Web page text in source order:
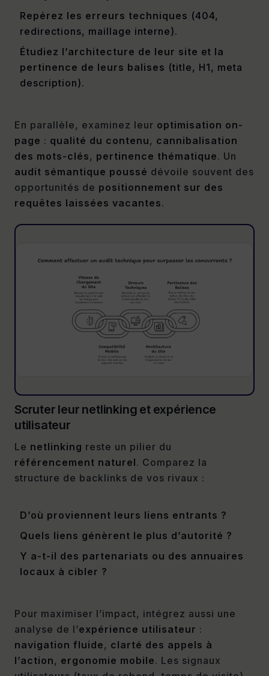
Repérez les erreurs techniques (404,
redirections, maillage interne).
Étudiez l’architecture de leur site et la
pertinence de leurs balises (title, H1, meta
description).
En parallèle, examinez leur optimisation on-
page : qualité du contenu, cannibalisation
des mots-clés, pertinence thématique. Un
audit sémantique poussé dévoile souvent des
opportunités de positionnement sur des
requêtes laissées vacantes.
Scruter leur netlinking et expérience
utilisateur
Le netlinking reste un pilier du
référencement naturel. Comparez la
structure de backlinks de vos rivaux :
D’où proviennent leurs liens entrants ?
Quels liens génèrent le plus d’autorité ?
Y a-t-il des partenariats ou des annuaires
locaux à cibler ?
Pour maximiser l’impact, intégrez aussi une
analyse de l’expérience utilisateur :
navigation fluide, clarté des appels à
l’action, ergonomie mobile. Les signaux